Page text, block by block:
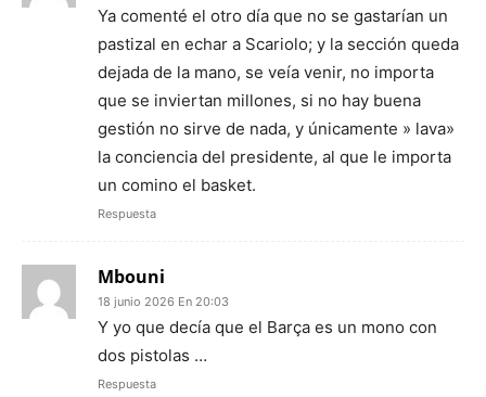
Ya comenté el otro día que no se gastarían un
pastizal en echar a Scariolo; y la sección queda
dejada de la mano, se veía venir, no importa
que se inviertan millones, si no hay buena
gestión no sirve de nada, y únicamente » lava»
la conciencia del presidente, al que le importa
un comino el basket.
Respuesta
Mbouni
18 junio 2026 En 20:03
Y yo que decía que el Barça es un mono con
dos pistolas …
Respuesta